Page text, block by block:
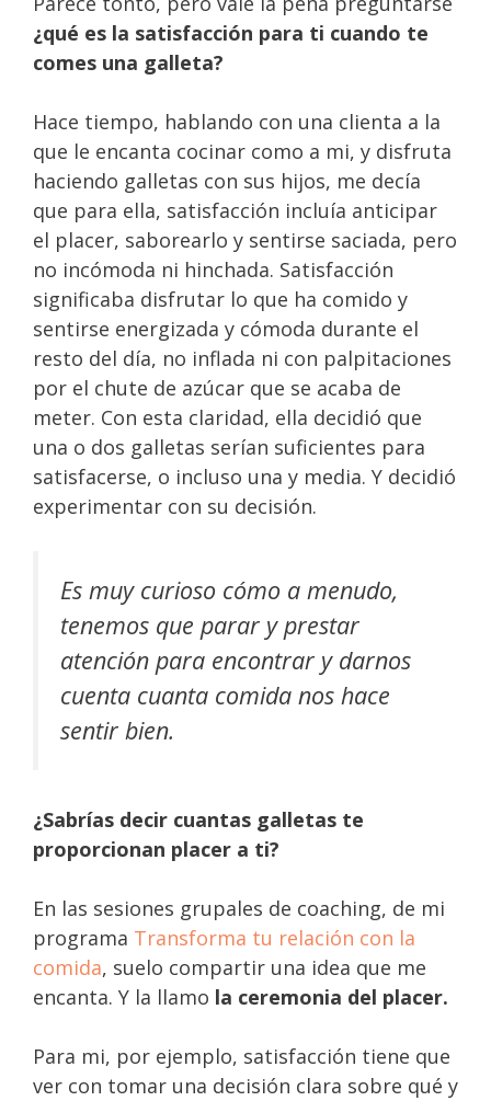
¿qué es la satisfacción para ti cuando te
comes una galleta?
Hace tiempo, hablando con una clienta a la
que le encanta cocinar como a mi, y disfruta
haciendo galletas con sus hijos, me decía
que para ella, satisfacción incluía anticipar
el placer, saborearlo y sentirse saciada, pero
no incómoda ni hinchada. Satisfacción
significaba disfrutar lo que ha comido y
sentirse energizada y cómoda durante el
resto del día, no inflada ni con palpitaciones
por el chute de azúcar que se acaba de
meter. Con esta claridad, ella decidió que
una o dos galletas serían suficientes para
satisfacerse, o incluso una y media. Y decidió
experimentar con su decisión.
Es muy curioso cómo a menudo,
tenemos que parar y prestar
atención para encontrar y darnos
cuenta cuanta comida nos hace
sentir bien.
¿Sabrías decir cuantas galletas te
proporcionan placer a ti?
En las sesiones grupales de coaching, de mi
programa Transforma tu relación con la
comida, suelo compartir una idea que me
encanta. Y la llamo la ceremonia del placer.
Para mi, por ejemplo, satisfacción tiene que
ver con tomar una decisión clara sobre qué y